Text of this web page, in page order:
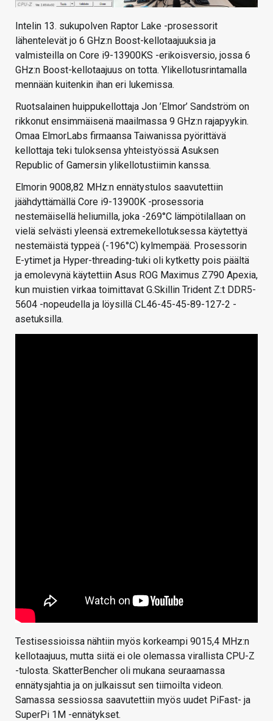
Intelin 13. sukupolven Raptor Lake -prosessorit
lähentelevät jo 6 GHz:n Boost-kellotaajuuksia ja
valmisteilla on Core i9-13900KS -erikoisversio, jossa 6
GHz:n Boost-kellotaajuus on totta. Ylikellotusrintamalla
mennään kuitenkin ihan eri lukemissa.
Ruotsalainen huippukellottaja Jon ’Elmor’ Sandström on
rikkonut ensimmäisenä maailmassa 9 GHz:n rajapyykin.
Omaa ElmorLabs firmaansa Taiwanissa pyörittävä
kellottaja teki tuloksensa yhteistyössä Asuksen
Republic of Gamersin ylikellotustiimin kanssa.
Elmorin 9008,82 MHz:n ennätystulos saavutettiin
jäähdyttämällä Core i9-13900K -prosessoria
nestemäisellä heliumilla, joka -269°C lämpötilallaan on
vielä selvästi yleensä extremekellotuksessa käytettyä
nestemäistä typpeä (-196°C) kylmempää. Prosessorin
E-ytimet ja Hyper-threading-tuki oli kytketty pois päältä
ja emolevynä käytettiin Asus ROG Maximus Z790 Apexia,
kun muistien virkaa toimittavat G.Skillin Trident Z:t DDR5-
5604 -nopeudella ja löysillä CL46-45-45-89-127-2 -
asetuksilla.
Testisessioissa nähtiin myös korkeampi 9015,4 MHz:n
kellotaajuus, mutta siitä ei ole olemassa virallista CPU-Z
-tulosta. SkatterBencher oli mukana seuraamassa
ennätysjahtia ja on julkaissut sen tiimoilta videon.
Samassa sessiossa saavutettiin myös uudet PiFast- ja
SuperPi 1M -ennätykset.